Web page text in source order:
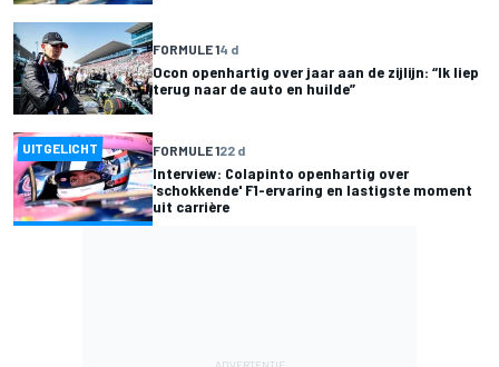
FORMULE 14 d
Ocon openhartig over jaar aan de zijlijn: “Ik liep
terug naar de auto en huilde”
UITGELICHT FORMULE 122 d
Interview: Colapinto openhartig over
'schokkende' F1-ervaring en lastigste moment
uit carrière